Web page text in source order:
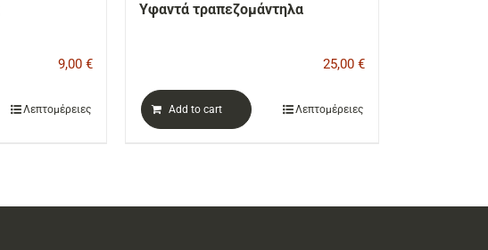
9,00 €
Λεπτομέρειες
Υφαντά τραπεζομάντηλα
25,00 €
Add to cart Λεπτομέρειες